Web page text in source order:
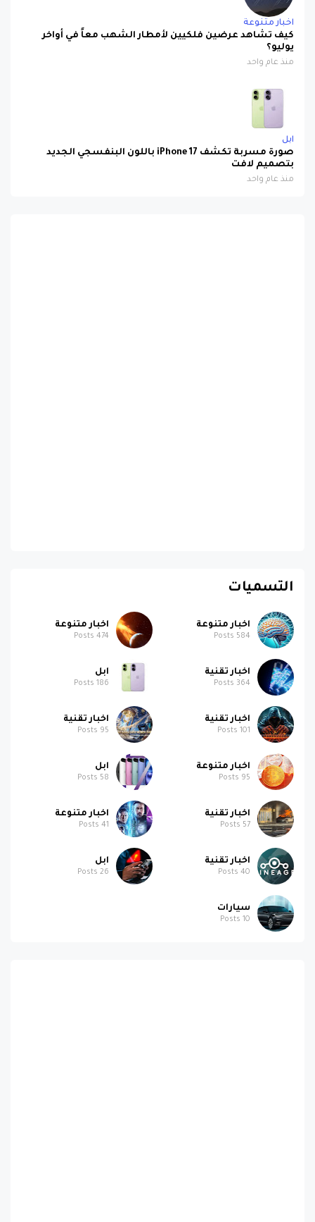
اخبار متنوعة
كيف تشاهد عرضين فلكيين لأمطار الشهب معاً في أواخر
يوليو؟
منذ عام واحد
ابل
صورة مسربة تكشف iPhone 17 باللون البنفسجي الجديد
بتصميم لافت
منذ عام واحد
التسميات
اخبار متنوعة
584
اخبار متنوعة
474
اخبار تقنية
364
ابل
186
اخبار تقنية
101
اخبار تقنية
95
اخبار متنوعة
95
ابل
58
اخبار تقنية
57
اخبار متنوعة
41
اخبار تقنية
40
ابل
26
سيارات
10